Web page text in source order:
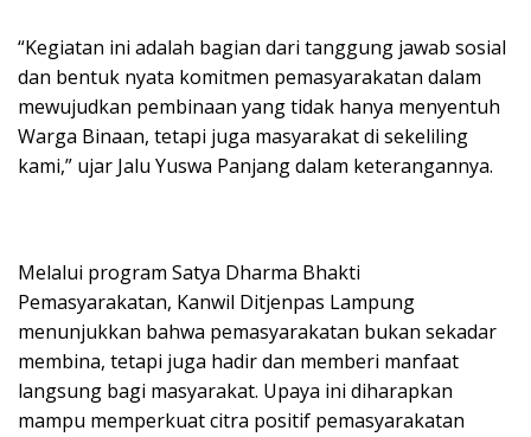
“Kegiatan ini adalah bagian dari tanggung jawab sosial
dan bentuk nyata komitmen pemasyarakatan dalam
mewujudkan pembinaan yang tidak hanya menyentuh
Warga Binaan, tetapi juga masyarakat di sekeliling
kami,” ujar Jalu Yuswa Panjang dalam keterangannya.
Melalui program Satya Dharma Bhakti
Pemasyarakatan, Kanwil Ditjenpas Lampung
menunjukkan bahwa pemasyarakatan bukan sekadar
membina, tetapi juga hadir dan memberi manfaat
langsung bagi masyarakat. Upaya ini diharapkan
mampu memperkuat citra positif pemasyarakatan